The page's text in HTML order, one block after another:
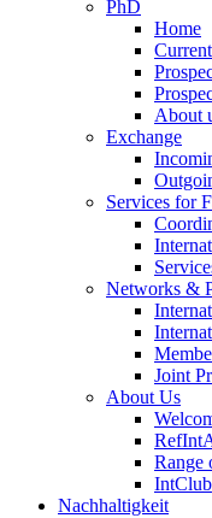
PhD
Home
About
Exchange
Services for
Networks &
Joint
About Us
Range
IntClub
Nachhaltigkeit